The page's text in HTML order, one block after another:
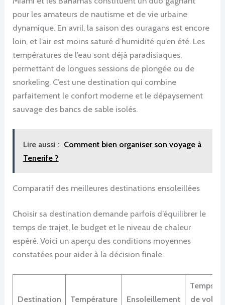
pour les amateurs de nautisme et de vie urbaine
dynamique. En avril, la saison des ouragans est encore
loin, et l’air est moins saturé d’humidité qu’en été. Les
températures de l’eau sont déjà paradisiaques,
permettant de longues sessions de plongée ou de
snorkeling. C’est une destination qui combine
parfaitement le confort moderne et le dépaysement
sauvage des bancs de sable isolés.
Lire aussi : Comment bien organiser son voyage à
Tenerife ?
Comparatif des meilleures destinations ensoleillées
Choisir sa destination demande parfois d’équilibrer le
temps de trajet, le budget et le niveau de chaleur
espéré. Voici un aperçu des conditions moyennes
constatées pour aider à la décision finale.
Destination
Température
Ensoleillement
Temps
de vol